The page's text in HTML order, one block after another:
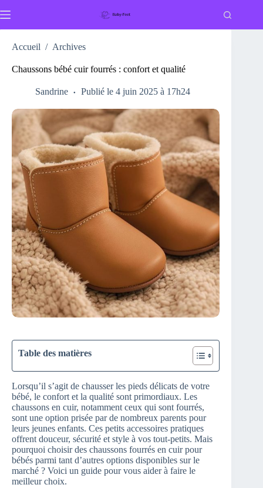
au
Accueil / Archives
Chaussons bébé cuir fourrés : confort et qualité
Sandrine Publié le 4 juin 2025 à 17h24
Table des matières
Lorsqu’il s’agit de chausser les pieds délicats de votre
bébé, le confort et la qualité sont primordiaux. Les
chaussons en cuir, notamment ceux qui sont fourrés,
sont une option prisée par de nombreux parents pour
leurs jeunes enfants. Ces petits accessoires pratiques
offrent douceur, sécurité et style à vos tout-petits. Mais
pourquoi choisir des chaussons fourrés en cuir pour
bébés parmi tant d’autres options disponibles sur le
marché ? Voici un guide pour vous aider à faire le
meilleur choix.